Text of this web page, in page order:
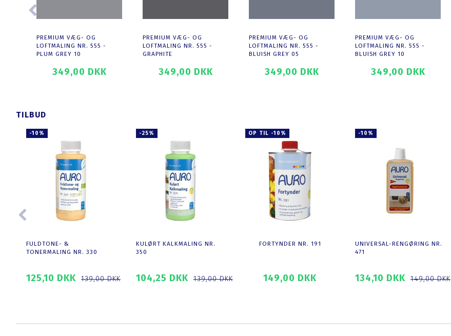
PREMIUM VÆG- OG
LOFTMALING NR. 555 -
PLUM GREY 10
349,00 DKK
PREMIUM VÆG- OG
LOFTMALING NR. 555 -
GRAPHITE
349,00 DKK
PREMIUM VÆG- OG
LOFTMALING NR. 555 -
BLUISH GREY 05
349,00 DKK
PREMIUM VÆG- OG
LOFTMALING NR. 555 -
BLUISH GREY 10
349,00 DKK
TILBUD
-10%
FULDTONE- &
TONERMALING NR. 330
125,10 DKK 139,00 DKK
-25%
KULØRT KALKMALING NR.
350
104,25 DKK 139,00 DKK
OP TIL -10%
FORTYNDER NR. 191
149,00 DKK
-10%
UNIVERSAL-RENGØRING NR.
471
134,10 DKK 149,00 DKK